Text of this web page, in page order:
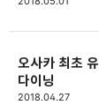
오사카 최초
다이닝
2018.04.27